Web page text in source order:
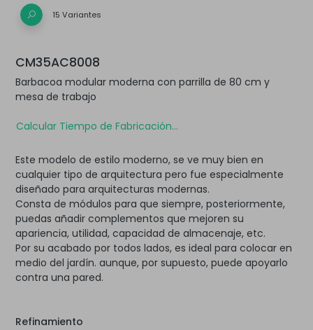
15 Variantes
CM35AC8008
Barbacoa modular moderna con parrilla de 80 cm y
mesa de trabajo
Calcular Tiempo de Fabricación...
Este modelo de estilo moderno, se ve muy bien en
cualquier tipo de arquitectura pero fue especialmente
diseñado para arquitecturas modernas.
Consta de módulos para que siempre, posteriormente,
puedas añadir complementos que mejoren su
apariencia, utilidad, capacidad de almacenaje, etc.
Por su acabado por todos lados, es ideal para colocar en
medio del jardín. aunque, por supuesto, puede apoyarlo
contra una pared.
Refinamiento